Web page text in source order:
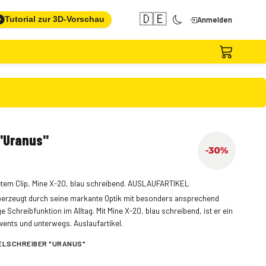
Tutorial zur 3D-Vorschau 🇩🇪 Anmelden
Clip, Mine X-20, blau schreibend. AUSLAUFARTIKEL
durch seine markante Optik mit besonders ansprechend
Schreibfunktion im Alltag. Mit Mine X-20, blau schreibend, ist er ein
und unterwegs. Auslaufartikel.
"URANUS"